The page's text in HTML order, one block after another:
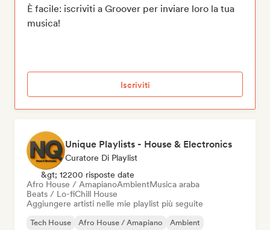
È facile: iscriviti a Groover per inviare loro la tua
musica!
Iscriviti
Unique Playlists - House & Electronics
Curatore Di Playlist
&gt; 12200 risposte date
Afro House / AmapianoAmbientMusica araba
Beats / Lo-fiChill House
Aggiungere artisti nelle mie playlist più seguite
Tech House Afro House / Amapiano
Ambient